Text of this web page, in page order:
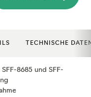
TECHNISCHE
8685 und SFF-